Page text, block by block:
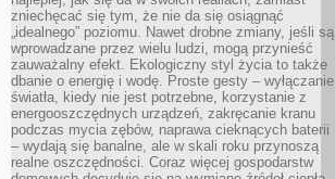
zniechęcać się tym, że nie da się osiągnąć
„idealnego” poziomu. Nawet drobne zmiany, jeśli są
wprowadzane przez wielu ludzi, mogą przynieść
zauważalny efekt. Ekologiczny styl życia to także
dbanie o energię i wodę. Proste gesty – wyłączanie
światła, kiedy nie jest potrzebne, korzystanie z
energooszczędnych urządzeń, zakręcanie kranu
podczas mycia zębów, naprawa cieknących baterii
– wydają się banalne, ale w skali roku przynoszą
realne oszczędności. Coraz więcej gospodarstw